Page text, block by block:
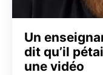
Un
dit qu’il
une vidéo